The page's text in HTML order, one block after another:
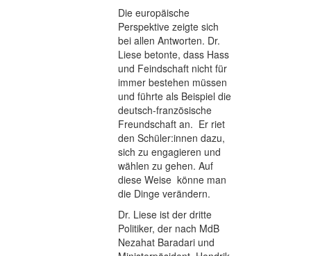
Die europäische
Perspektive zeigte sich
bei allen Antworten. Dr.
Liese betonte, dass Hass
und Feindschaft nicht für
immer bestehen müssen
und führte als Beispiel die
deutsch-französische
Freundschaft an. Er riet
den Schüler:innen dazu,
sich zu engagieren und
wählen zu gehen. Auf
diese Weise könne man
die Dinge verändern.
Dr. Liese ist der dritte
Politiker, der nach MdB
Nezahat Baradari und